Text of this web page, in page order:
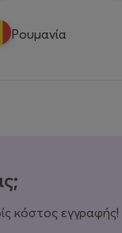
Ρουμανία
κόστος εγγραφής!